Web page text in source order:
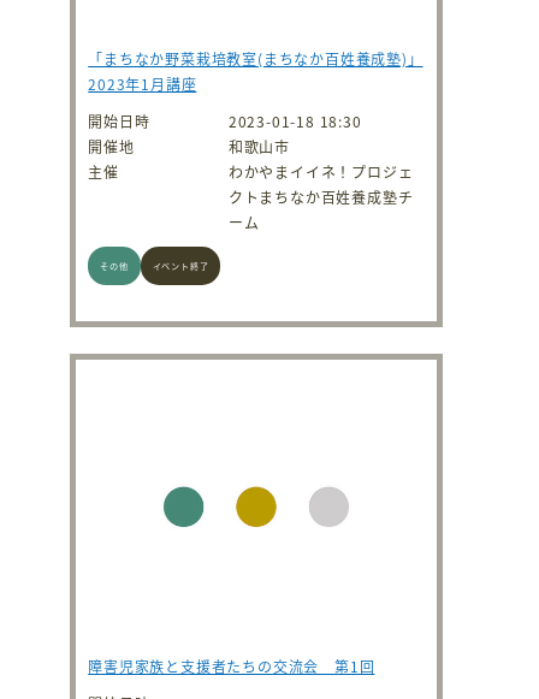
「まちなか野菜栽培教室(まちなか百姓養成塾)」
2023年1月講座
開始日時
2023-01-18 18:30
開催地
和歌山市
主催
わかやまイイネ！プロジェ
クトまちなか百姓養成塾チ
ーム
その他 イベント終了
障害児家族と支援者たちの交流会 第1回